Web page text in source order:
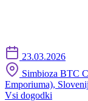
23.03.2026
Simbioza BTC
Emporiuma),
Vsi dogodki